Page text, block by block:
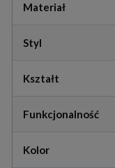
Materiał
Styl
Kształt
Funkcjonalność
Kolor